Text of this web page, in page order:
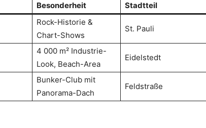
Besonderheit Stadtteil
Rock-Historie &
Chart-Shows
St. Pauli
4 000 m² Industrie-
Look, Beach-Area
Eidelstedt
Bunker-Club mit
Panorama-Dach
Feldstraße